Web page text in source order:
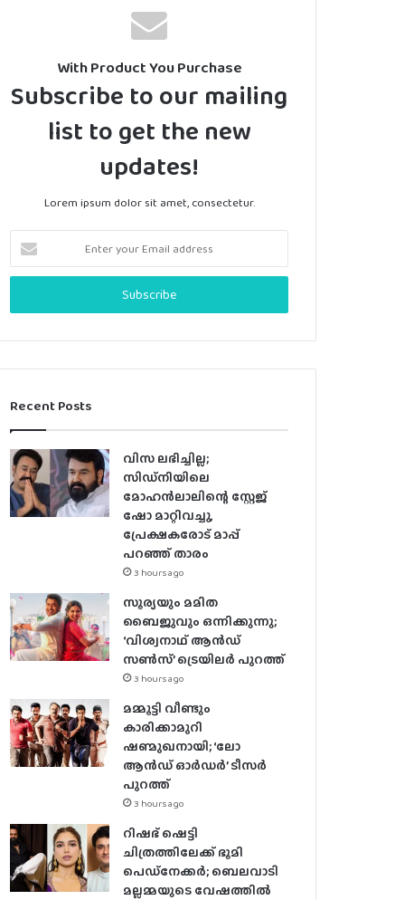
With Product You Purchase
Subscribe to our mailing
list to get the new
updates!
Lorem ipsum dolor sit amet, consectetur.
Enter
your
Email
Recent Posts
വിസ ലഭിച്ചില്ല;
സിഡ്നിയിലെ
മോഹൻലാലിന്റെ സ്റ്റേജ്
ഷോ മാറ്റിവച്ചു,
പ്രേക്ഷകരോട് മാപ്പ്
പറഞ്ഞ് താരം
3 hours ago
സൂര്യയും മമിത
ബൈജുവും ഒന്നിക്കുന്നു;
‘വിശ്വനാഥ് ആൻഡ്
സൺസ്’ ട്രെയിലർ പുറത്ത്
3 hours ago
മമ്മൂട്ടി വീണ്ടും
കാരിക്കാമുറി
ഷണ്മുഖനായി; ‘ലോ
ആൻഡ് ഓർഡർ’ ടീസർ
പുറത്ത്
3 hours ago
റിഷഭ് ഷെട്ടി
ചിത്രത്തിലേക്ക് ഭൂമി
പെഡ്‌നേക്കർ; ബെലവാടി
മല്ലമ്മയുടെ വേഷത്തിൽ